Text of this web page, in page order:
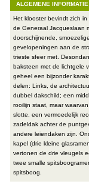
ALGEMENE INFORMATIE
Het klooster bevindt zich
de Generaal Jacqueslaan
doorschijnende,
gevelopeningen aan de
trieste sfeer met.
baksteen met de lichtgele
geheel een bijzonder
delen: Links, de
dubbel dakschild; een
rooilijn staat, maar
slotte, een vermoedelijk
zadeldak achter de
andere leiendaken zijn.
kapel (drie kleine
vertonen de drie vleugels
twee smalle
spitsboog.